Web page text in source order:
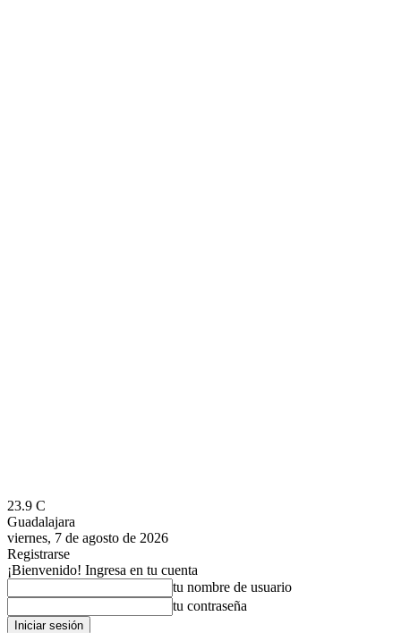
23.9 C
Guadalajara
viernes, 7 de agosto de 2026
Registrarse
¡Bienvenido! Ingresa en tu cuenta
tu nombre de usuario
tu contraseña